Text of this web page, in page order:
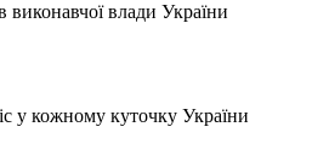
влади України
у кожному куточку України